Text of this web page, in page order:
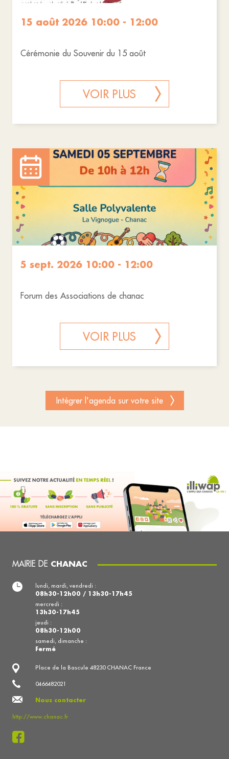
15 août 2026 10:00 - 12:00
Cérémonie du Souvenir du 15 août
VOIR PLUS
5 sept. 2026 10:00 - 12:00
Forum des Associations de chanac
VOIR PLUS
Intégrer l'agenda sur votre site
MAIRIE DE CHANAC
Place de la Bascule 48230 CHANAC France
0466482021
Nous contacter
http://www.chanac.fr
lundi, mardi, vendredi :
08h30-12h00 / 13h30-17h45
mercredi :
13h30-17h45
jeudi :
08h30-12h00
samedi, dimanche :
Fermé